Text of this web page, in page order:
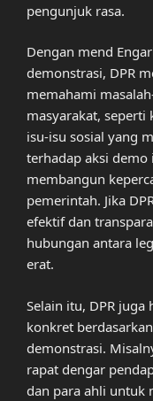
pengunjuk rasa.
Dengan mend
demonstrasi, DPR
memahami
masyarakat, seperti
isu-isu sosial yang
terhadap aksi
membangun
pemerintah. Jika
efektif dan
hubungan antara
erat.
Selain itu, DPR
konkret
demonstrasi.
rapat dengar
dan para ahli untuk